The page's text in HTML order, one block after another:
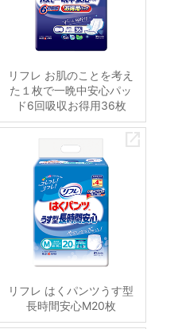
リフレ お肌のことを考え
た１枚で一晩中安心パッ
ド6回吸収お得用36枚
リフレ はくパンツうす型
長時間安心M20枚